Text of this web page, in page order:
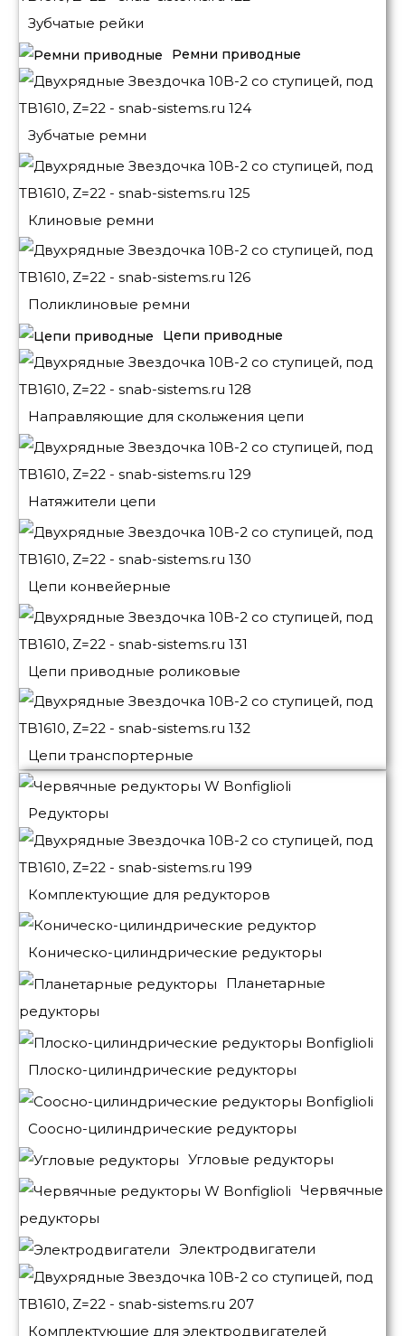
Зубчатые рейки
Ремни приводные
Зубчатые ремни
Клиновые ремни
Поликлиновые ремни
Цепи приводные
Направляющие для скольжения цепи
Натяжители цепи
Цепи конвейерные
Цепи приводные роликовые
Цепи транспортерные
Редукторы
Комплектующие для редукторов
Коническо-цилиндрические редукторы
Планетарные
редукторы
Плоско-цилиндрические редукторы
Соосно-цилиндрические редукторы
Угловые редукторы
Червячные
редукторы
Электродвигатели
Комплектующие для электродвигателей